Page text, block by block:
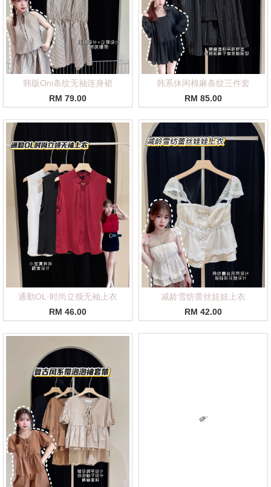
韩版Oni条纹无袖连身裙
RM 79.00
韩系休闲棉麻条纹三件套
RM 85.00
通勤OL·时尚立领无袖上衣
RM 46.00
减龄雪纺蕾丝娃娃上衣
RM 42.00